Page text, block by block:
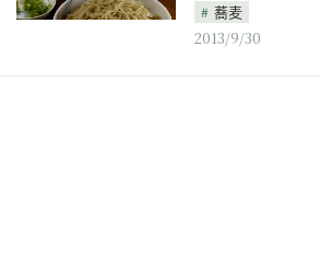
蕎麦
2013/9/30